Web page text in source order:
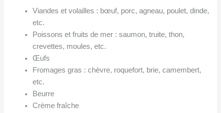
Viandes et volailles : bœuf, porc, agneau, poulet, dinde,
etc.
Poissons et fruits de mer : saumon, truite, thon,
crevettes, moules, etc.
Œufs
Fromages gras : chèvre, roquefort, brie, camembert,
etc.
Beurre
Crème fraîche